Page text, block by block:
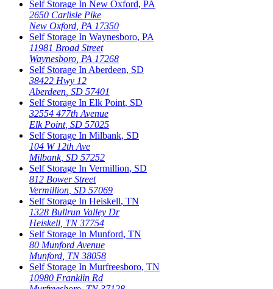
Self Storage In New Oxford, PA
2650 Carlisle Pike
New Oxford PA 17350
Self Storage In Waynesboro, PA
11981 Broad Street
Waynesboro PA 17268
Self Storage In Aberdeen, SD
38422 Hwy 12
Aberdeen SD 57401
Self Storage In Elk Point, SD
32554 477th Avenue
Elk Point, SD 57025
Self Storage In Milbank, SD
104 W 12th Ave
Milbank, SD 57252
Self Storage In Vermillion, SD
812 Bower Street
Vermillion SD 57069
Self Storage In Heiskell, TN
1328 Bullrun Valley Dr
Heiskell TN 37754
Self Storage In Munford, TN
80 Munford Avenue
Munford TN 38058
Self Storage In Murfreesboro, TN
10980 Franklin Rd